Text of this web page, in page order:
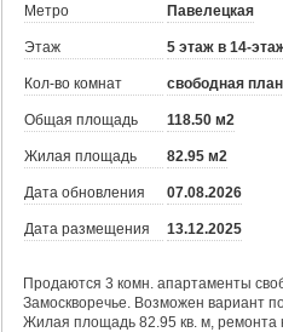
Метро Павелецкая
Этаж 5 этаж в 14-
Кол-во комнат свободная
Общая площадь 118.50 м2
Жилая площадь 82.95 м2
Дата обновления 07.08.2026
Дата размещения 13.12.2025
Продаются 3 комн. апартаменты
Замоскворечье. Возможен вариант
Жилая площадь 82.95 кв. м, ремонта